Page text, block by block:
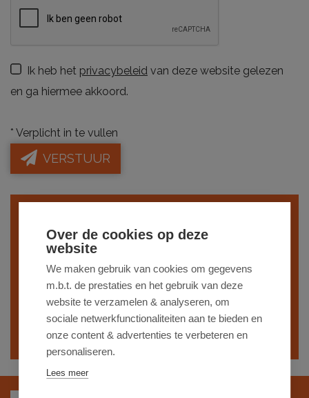
Ik heb het privacybeleid van deze website gelezen
en ga hiermee akkoord.
* Verplicht in te vullen
VERSTUUR
pand,schrijf je dan in
op onze nieuwsbrief
en blijf op de hoogte van onsrecentste
aanbod.
SCHRIJF JE IN
Over de cookies op deze
website
We maken gebruik van cookies om gegevens
m.b.t. de prestaties en het gebruik van deze
website te verzamelen & analyseren, om
sociale netwerkfunctionaliteiten aan te bieden en
onze content & advertenties te verbeteren en
personaliseren.
Lees meer